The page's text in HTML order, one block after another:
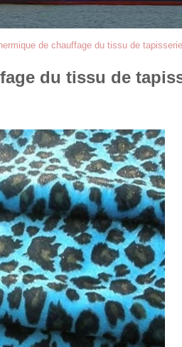
de chauffage du tissu de
du tissu de